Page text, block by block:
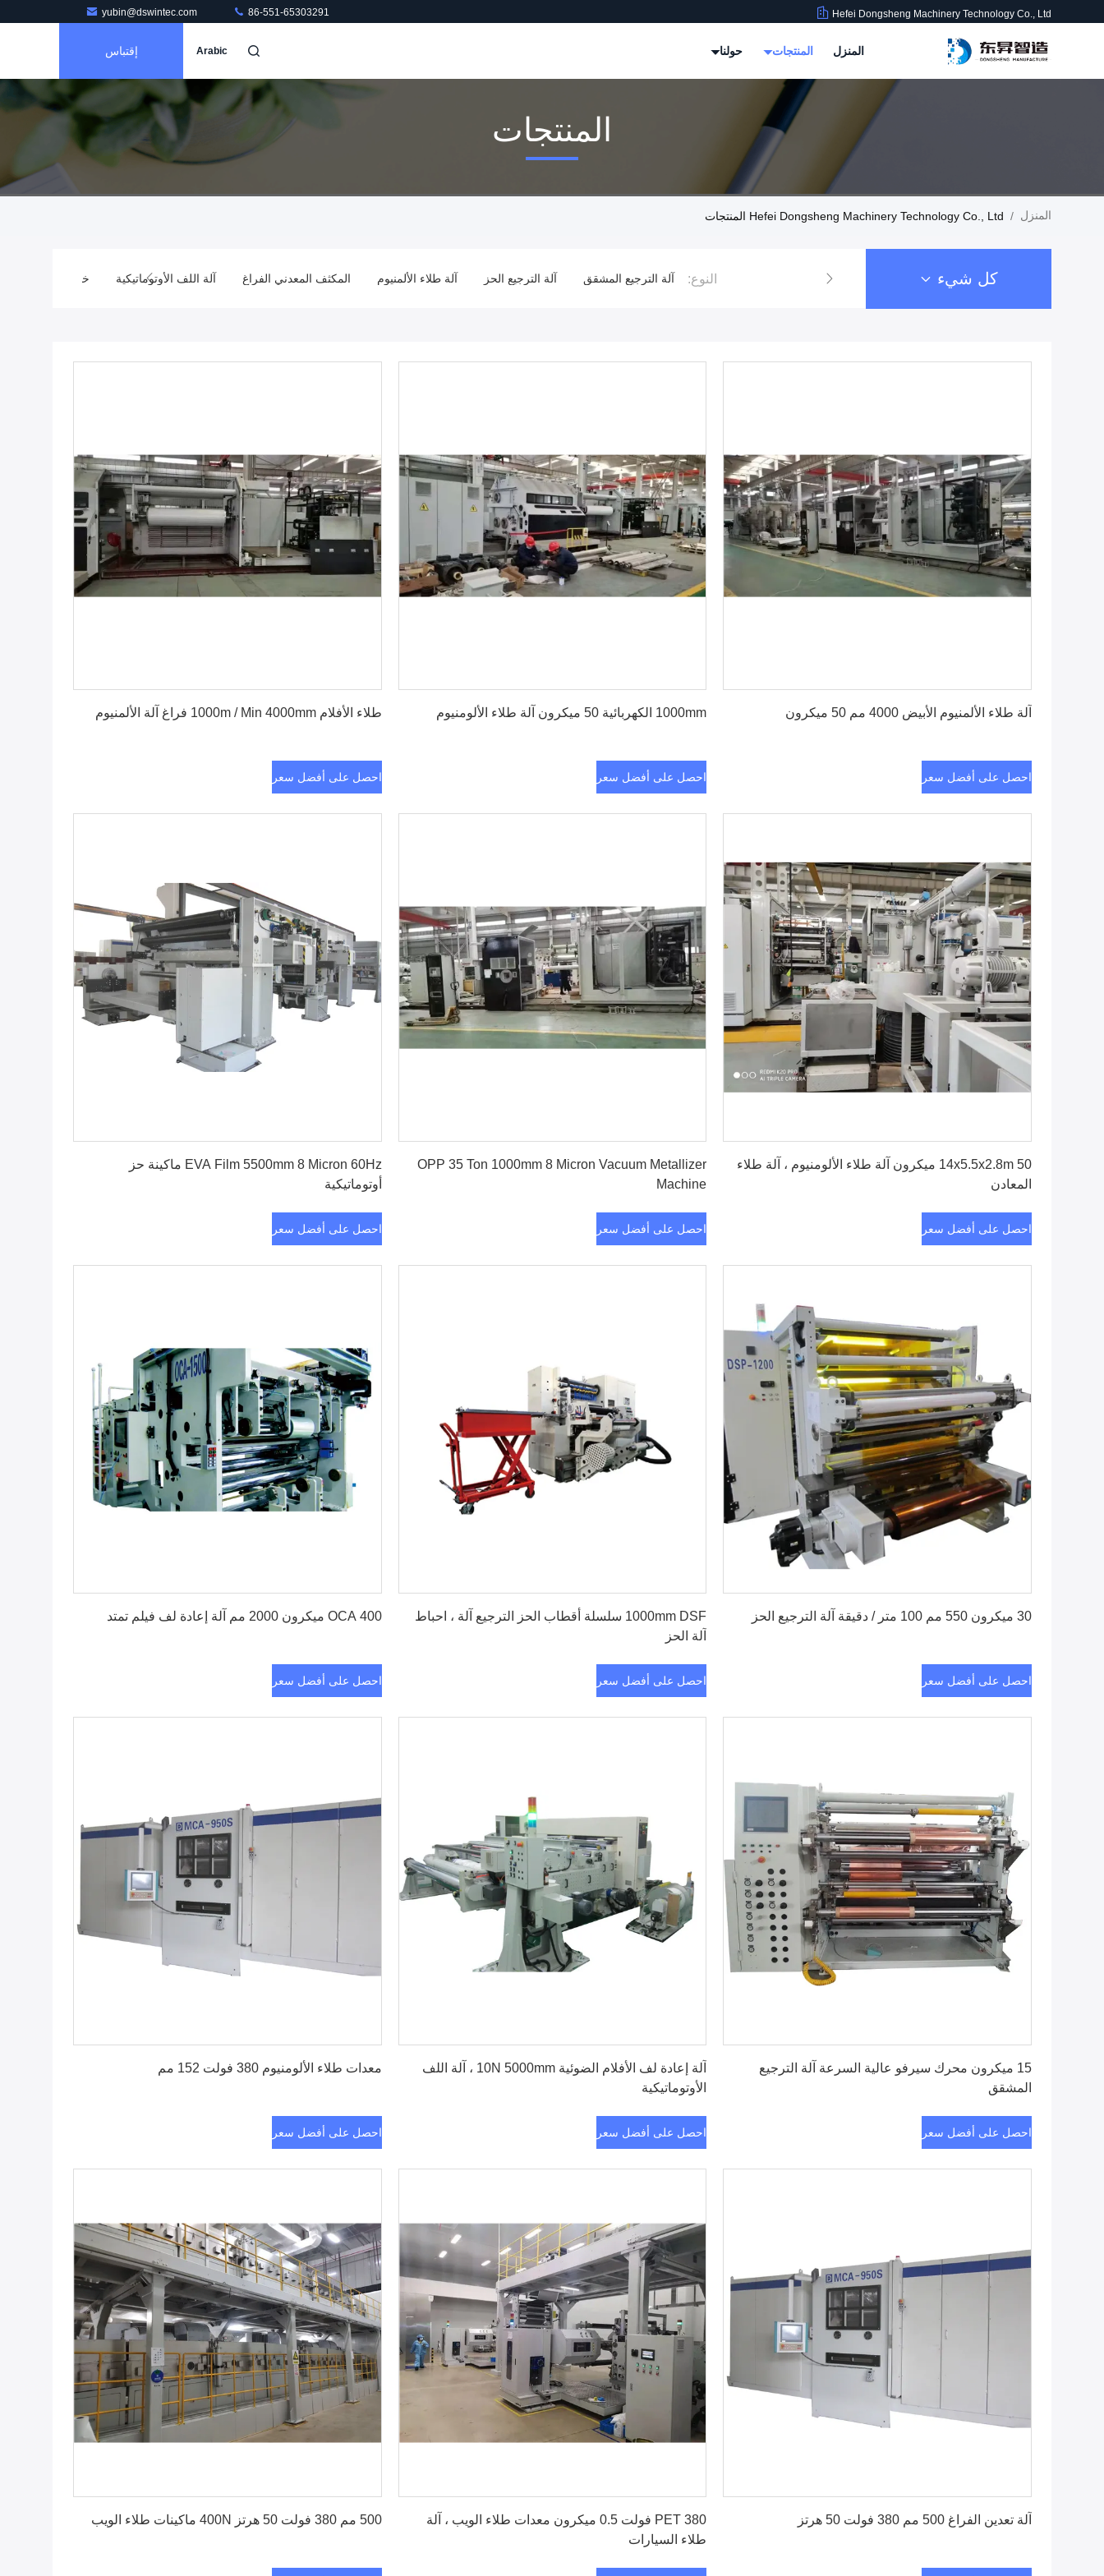
Hefei Dongsheng Machinery Technology Co., Ltd
yubin@dswintec.com 86-551-65303291
المنزل المنتجات حولنا Arabic إقتباس
المنتجات
المنزل / Hefei Dongsheng Machinery Technology Co., Ltd المنتجات
كل شيء النوع:آلة الترجيع الفيلم آلة الترجيع المشقق آلة الترجيع الحز آلة طلاء الألمنيوم المكثف المعدني الفراغ آلة اللف الأوتوماتيكية خط إنتاج فيلم BOPP
آلة طلاء الألمنيوم الأبيض 4000 مم 50 ميكرون
احصل على أفضل سعر
1000mm الكهربائية 50 ميكرون آلة طلاء الألومنيوم
احصل على أفضل سعر
طلاء الأفلام 1000m / Min 4000mm فراغ آلة الألمنيوم
احصل على أفضل سعر
14x5.5x2.8m 50 ميكرون آلة طلاء الألومنيوم ، آلة طلاء
المعادن
احصل على أفضل سعر
OPP 35 Ton 1000mm 8 Micron Vacuum Metallizer
Machine
احصل على أفضل سعر
EVA Film 5500mm 8 Micron 60Hz ماكينة حز
أوتوماتيكية
احصل على أفضل سعر
30 ميكرون 550 مم 100 متر / دقيقة آلة الترجيع الحز
احصل على أفضل سعر
1000mm DSF سلسلة أقطاب الحز الترجيع آلة ، احباط
آلة الحز
احصل على أفضل سعر
OCA 400 ميكرون 2000 مم آلة إعادة لف فيلم تمتد
احصل على أفضل سعر
15 ميكرون محرك سيرفو عالية السرعة آلة الترجيع
المشقق
احصل على أفضل سعر
آلة إعادة لف الأفلام الضوئية 10N 5000mm ، آلة اللف
الأوتوماتيكية
احصل على أفضل سعر
معدات طلاء الألومنيوم 380 فولت 152 مم
احصل على أفضل سعر
آلة تعدين الفراغ 500 مم 380 فولت 50 هرتز
PET 380 فولت 0.5 ميكرون معدات طلاء الويب ، آلة
طلاء السيارات
500 مم 380 فولت 50 هرتز 400N ماكينات طلاء الويب